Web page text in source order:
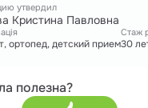
утвердил
Кристина Павловна
ортопед, детский прием
Стаж
30
полезна?